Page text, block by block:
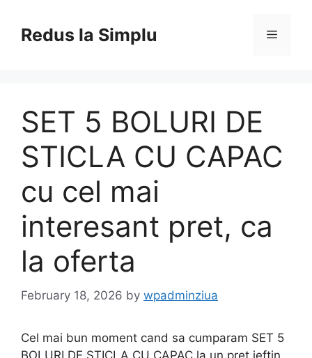
contentRedus la Simplu Menu
SET 5 BOLURI DE
STICLA CU CAPAC
cu cel mai
interesant pret, ca
la oferta
February 18, 2026 by wpadminziua
Cel mai bun moment cand sa cumparam SET 5
BOLURI DE STICLA CU CAPAC la un pret ieftin